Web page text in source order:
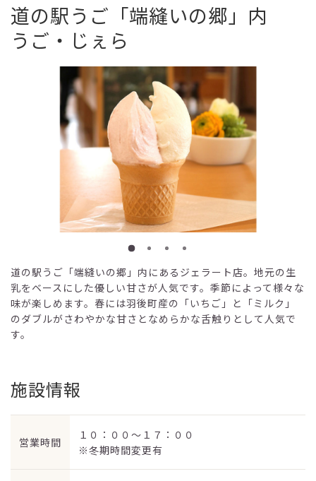
道の駅うご「端縫いの郷」内
うご・じぇら
道の駅うご「端縫いの郷」内にあるジェラート店。地元の生
乳をベースにした優しい甘さが人気です。季節によって様々な
味が楽しめます。春には羽後町産の「いちご」と「ミルク」
のダブルがさわやかな甘さとなめらかな舌触りとして人気で
す。
施設情報
営業時間
１０：００～１７：００
※冬期時間変更有